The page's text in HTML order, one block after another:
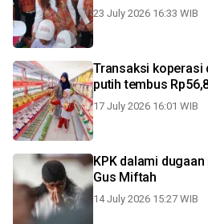
23 July 2026 16:33 WIB
Transaksi koperasi
putih tembus
17 July 2026 16:01 WIB
KPK dalami
Gus Miftah
14 July 2026 15:27 WIB